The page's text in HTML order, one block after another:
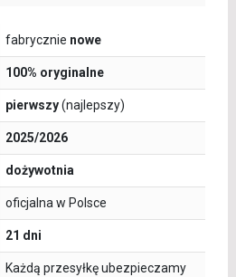
fabrycznie nowe
100% oryginalne
pierwszy(najlepszy)
2025/2026
dożywotnia
oficjalna w Polsce
21 dni
Każdą przesyłkę ubezpieczamy